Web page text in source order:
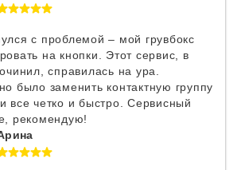
с проблемой – мой грувбокс
на кнопки. Этот сервис, в
справилась на ура.
было заменить контактную группу
все четко и быстро. Сервисный
рекомендую!